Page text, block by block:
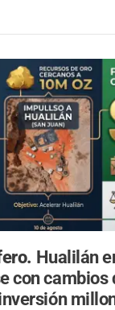
Hualilán
con cambios